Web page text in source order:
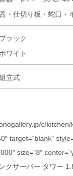
・仕切り板・蛇口
ブラック
ワイト
立式
c/kitchen/
target=”blank”
size=”8″
クサーバー タワー